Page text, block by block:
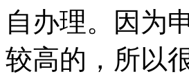
自办理。因为
较高的，所以